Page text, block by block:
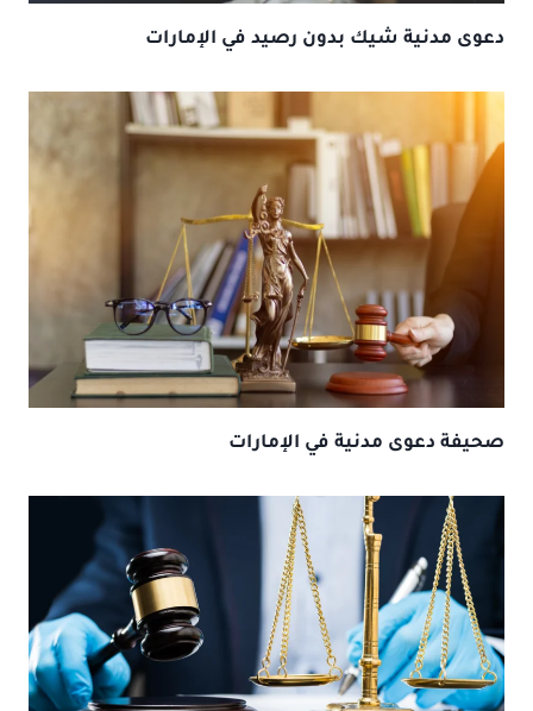
دعوى مدنية شيك بدون رصيد في الإمارات
صحيفة دعوى مدنية في الإمارات